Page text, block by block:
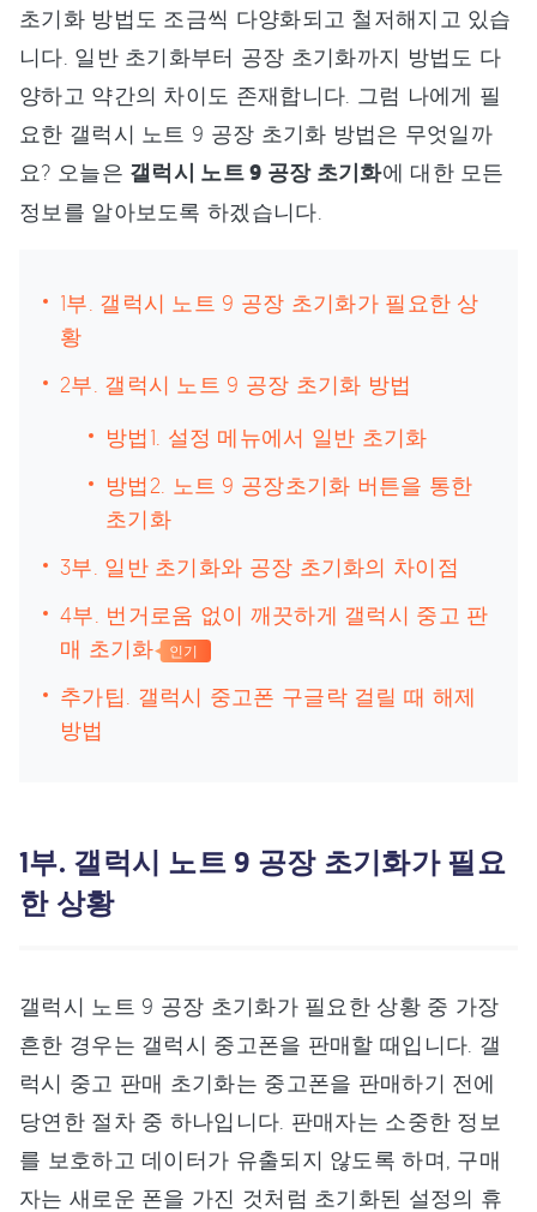
초기화 방법도 조금씩 다양화되고 철저해지고 있습
니다. 일반 초기화부터 공장 초기화까지 방법도 다
양하고 약간의 차이도 존재합니다. 그럼 나에게 필
요한 갤럭시 노트 9 공장 초기화 방법은 무엇일까
요? 오늘은 갤럭시 노트 9 공장 초기화에 대한 모든
정보를 알아보도록 하겠습니다.
1부. 갤럭시 노트 9 공장 초기화가 필요한 상
황
2부. 갤럭시 노트 9 공장 초기화 방법
방법1. 설정 메뉴에서 일반 초기화
방법2. 노트 9 공장초기화 버튼을 통한
초기화
3부. 일반 초기화와 공장 초기화의 차이점
4부. 번거로움 없이 깨끗하게 갤럭시 중고 판
매 초기화
인기
추가팁. 갤럭시 중고폰 구글락 걸릴 때 해제
방법
1부. 갤럭시 노트 9 공장 초기화가 필요
한 상황
갤럭시 노트 9 공장 초기화가 필요한 상황 중 가장
흔한 경우는 갤럭시 중고폰을 판매할 때입니다. 갤
럭시 중고 판매 초기화는 중고폰을 판매하기 전에
당연한 절차 중 하나입니다. 판매자는 소중한 정보
를 보호하고 데이터가 유출되지 않도록 하며, 구매
자는 새로운 폰을 가진 것처럼 초기화된 설정의 휴